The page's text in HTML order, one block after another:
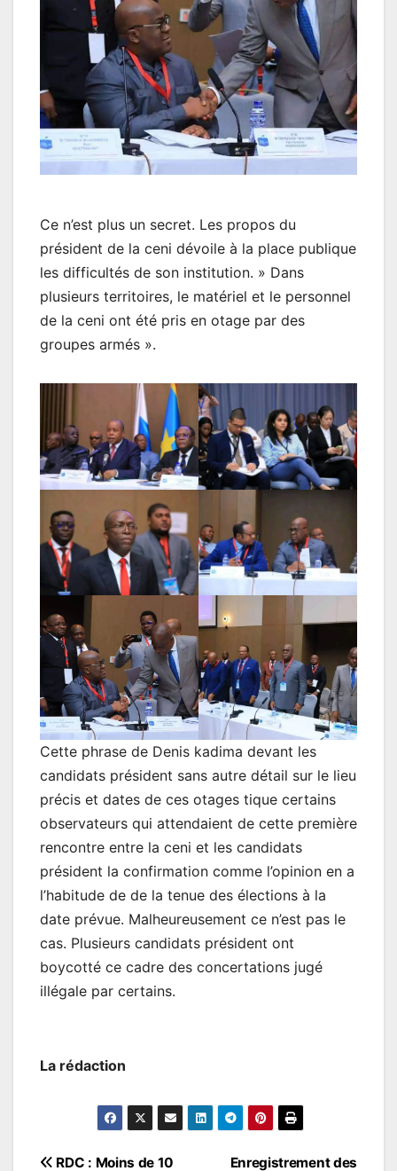
Ce n’est plus un secret. Les propos du
président de la ceni dévoile à la place publique
les difficultés de son institution. » Dans
plusieurs territoires, le matériel et le personnel
de la ceni ont été pris en otage par des
groupes armés ».
Cette phrase de Denis kadima devant les
candidats président sans autre détail sur le lieu
précis et dates de ces otages tique certains
observateurs qui attendaient de cette première
rencontre entre la ceni et les candidats
président la confirmation comme l’opinion en a
l’habitude de de la tenue des élections à la
date prévue. Malheureusement ce n’est pas le
cas. Plusieurs candidats président ont
boycotté ce cadre des concertations jugé
illégale par certains.
La rédaction
Enregistrement des
RDC : Moins de 10